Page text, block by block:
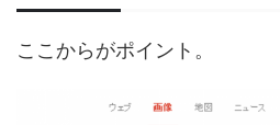
ここからがポイント。